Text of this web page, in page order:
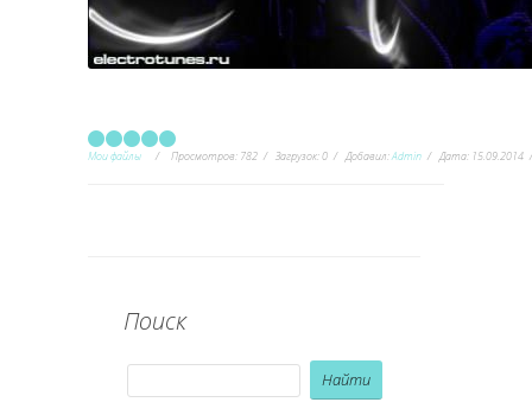
Мои файлы Просмотров: 782 Загрузок:0 Добавил:Admin Дата: 15.09.2014
Поиск